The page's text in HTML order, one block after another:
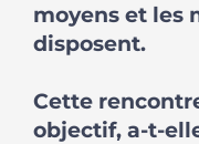
moyens et les
disposent.
Cette
objectif, a-t-